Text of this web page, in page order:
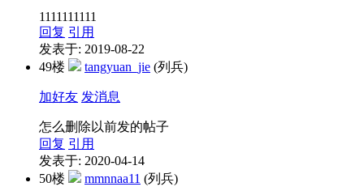
1111111111
回复 引用
发表于: 2019-08-22
49楼
tangyuan_jie (列兵)
加好友 发消息
怎么删除以前发的帖子
回复 引用
发表于: 2020-04-14
50楼
mmnnaa11 (列兵)